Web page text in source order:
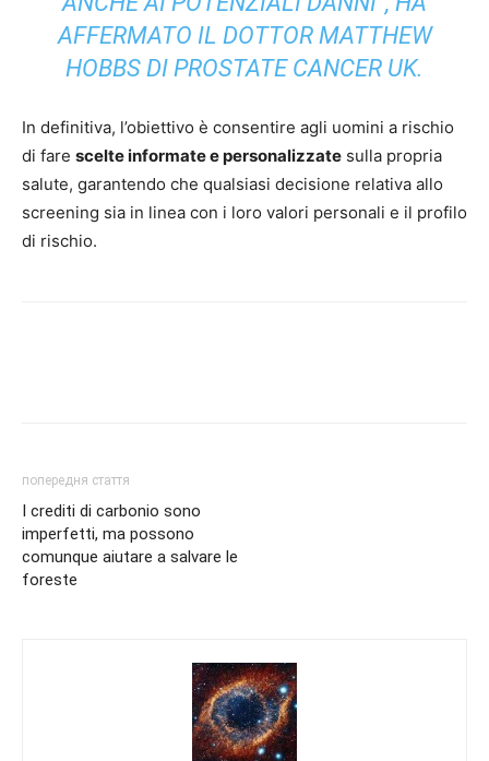
AFFERMATO IL DOTTOR MATTHEW
HOBBS DI PROSTATE CANCER UK.
In definitiva, l’obiettivo è consentire agli uomini a rischio
di fare scelte informate e personalizzate sulla propria
salute, garantendo che qualsiasi decisione relativa allo
screening sia in linea con i loro valori personali e il profilo
di rischio.
попередня стаття
I crediti di carbonio sono
imperfetti, ma possono
comunque aiutare a salvare le
foreste